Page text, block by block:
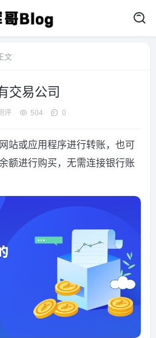
文
交易公司
评 504 0
站或应用程序进行转账，也可
额进行购买，无需连接银行账